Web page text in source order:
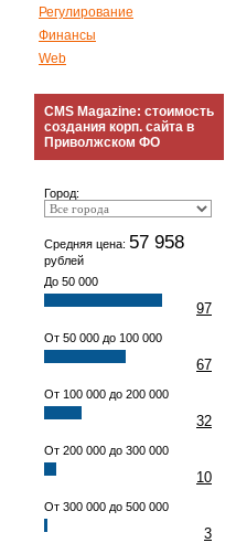
Регулирование
Финансы
Web
CMS Magazine: стоимость
создания корп. сайта в
Приволжском ФО
Город:
Средняя цена: 57 958
рублей
До 50 000
97
От 50 000 до 100 000
67
От 100 000 до 200 000
32
От 200 000 до 300 000
10
От 300 000 до 500 000
3